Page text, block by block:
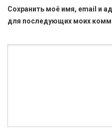
Сохранить моё имя, email и
для последующих моих